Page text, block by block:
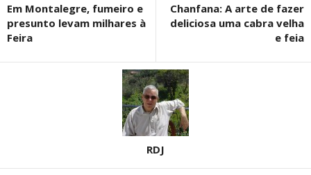
Em Montalegre, fumeiro e
presunto levam milhares à
Feira
Chanfana: A arte de fazer
deliciosa uma cabra velha
e feia
RDJ